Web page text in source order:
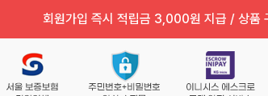
회원가입 즉시 적립금 3,000원 지급 / 상품